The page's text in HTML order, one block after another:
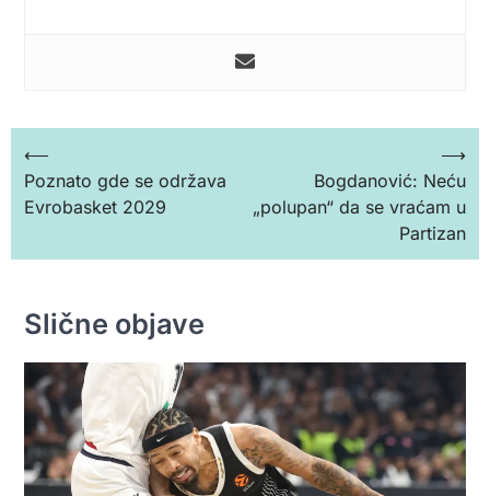
Кретање
чланка
⟵
Poznato gde se održava
Evrobasket 2029
Bogdanović: Neću
„polupan“ da se vraćam u
Partizan
⟶
Slične objave